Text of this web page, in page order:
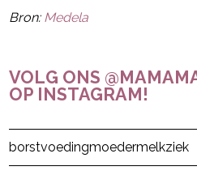
Bron: Medela
VOLG ONS
OP INSTAGRAM!
Post Views: 25
borstvoedingmoedermelkziek